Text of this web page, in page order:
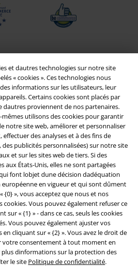
et dautres technologies sur notre site
« cookies ». Ces technologies nous
informations sur les utilisateurs, leur
Certains cookies sont placés par
dautres proviennent de nos partenaires.
utilisons des cookies pour garantir
notre site web, améliorer et personnaliser
des analyses et à des fins de
publicités personnalisées) sur notre site
et sur les sites web de tiers. Si des
aux États-Unis, elles ne sont partagées
font lobjet dune décision dadéquation
européenne en vigueur et qui sont dûment
{0} », vous acceptez que nous et nos
cookies. Vous pouvez également refuser ce
sur « {1} » - dans ce cas, seuls les cookies
Vous pouvez également ajuster vos
cliquant sur « {2} ». Vous avez le droit de
votre consentement à tout moment en
plus dinformations sur la protection des
le site Politique de confidentialité.
protection de l'environnement